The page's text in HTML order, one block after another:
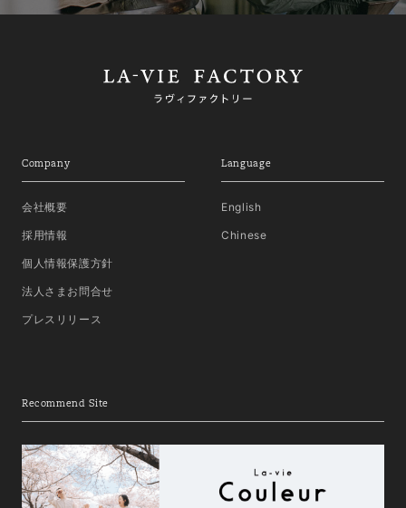
Company
会社概要
採用情報
個人情報保護方針
法人さまお問合せ
プレスリリース
Language
English
Chinese
Recommend Site